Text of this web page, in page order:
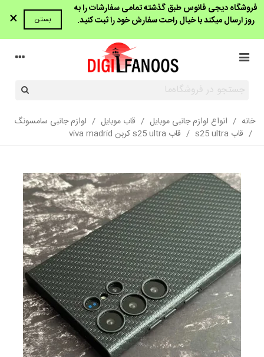
فروشگاه دیجی فانوس طبق گذشته تمامی سفارشات را به
روز ارسال میکند با خیال راحت سفارش خود را ثبت کنید.
بستن ×
خانه / انواع لوازم جانبی موبایل / قاب موبایل / لوازم جانبی سامسونگ
/ قاب s25 ultra / قاب s25 ultra کربن viva madrid